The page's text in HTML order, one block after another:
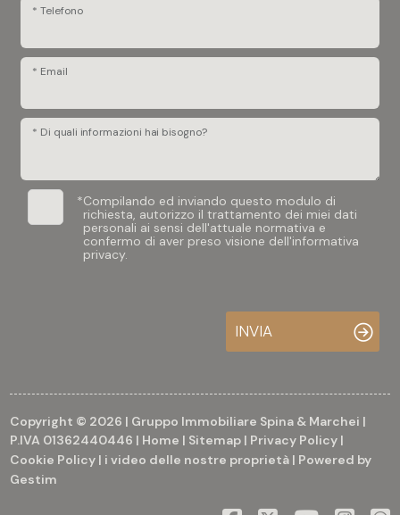
* Telefono
* Email
* Di quali informazioni hai bisogno?
*Compilando ed inviando questo modulo di
richiesta, autorizzo il trattamento dei miei dati
personali ai sensi dell'attuale normativa e
confermo di aver preso visione dell'informativa
privacy.
INVIA
Copyright © 2026 | Gruppo Immobiliare Spina & Marchei |
P.IVA 01362440446 | Home | Sitemap | Privacy Policy |
Cookie Policy | i video delle nostre proprietà | Powered by
Gestim